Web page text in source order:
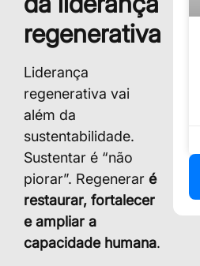
regenerativa
Liderança
regenerativa vai
além da
sustentabilidade.
Sustentar é “não
piorar”. Regenerar é
restaurar, fortalecer
e ampliar a
capacidade humana.